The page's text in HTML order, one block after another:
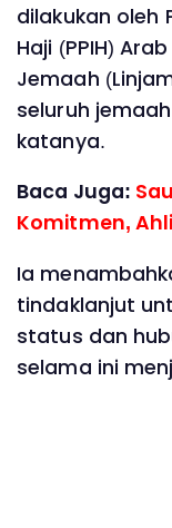
dilakukan oleh
Haji (PPIH)
Jemaah
seluruh
katanya.
Baca Juga:
Komitmen,
Ia
tindaklanjut
status dan
selama ini